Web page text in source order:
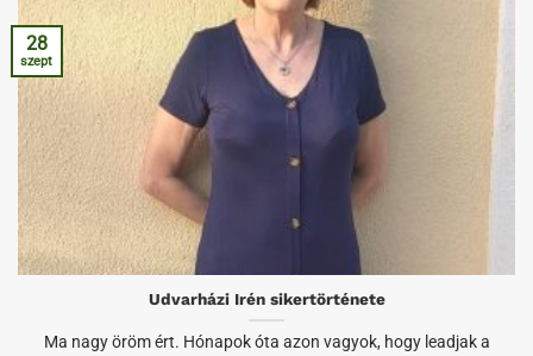
Udvarházi Irén sikertörténete
Ma nagy öröm ért. Hónapok óta azon vagyok, hogy leadjak a
28
szept